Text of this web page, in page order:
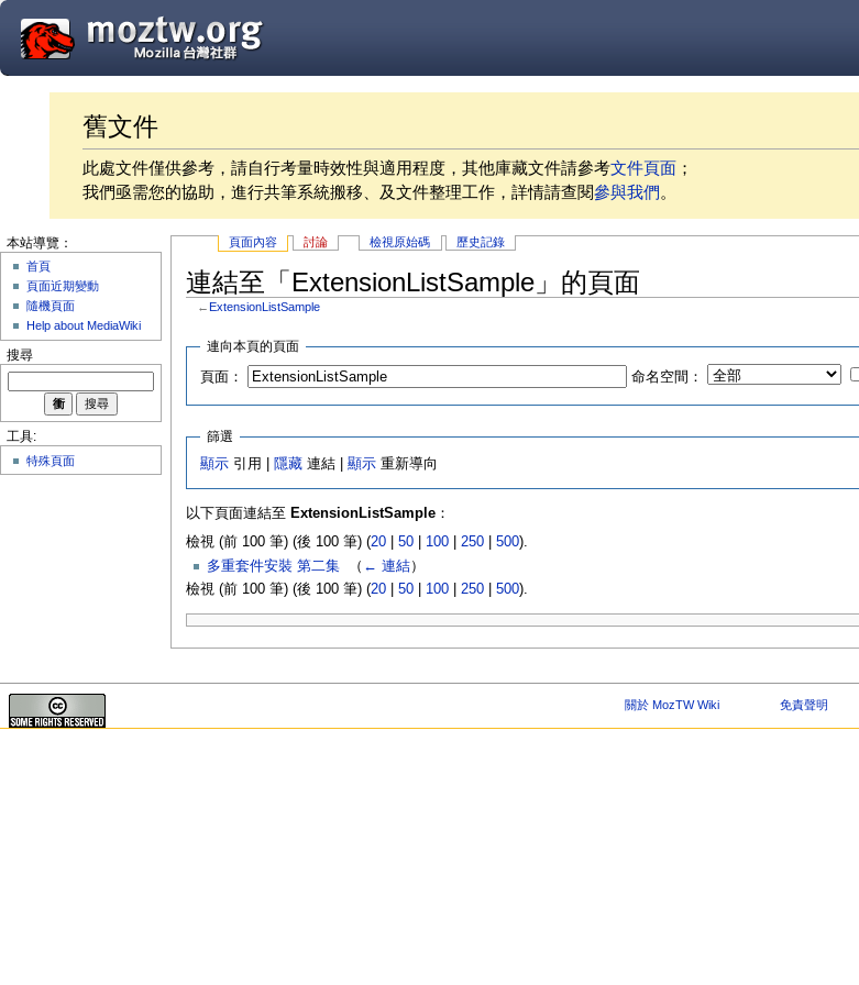
舊文件
此處文件僅供參考，請自行考量時效性與適用程度，其他庫藏文件請參考文件頁面 ；
我們亟需您的協助，進行共筆系統搬移、及文件整理工作，詳情請查閱參與我們。
頁面內容 討論 檢視原始碼 歷史記錄
連結至「ExtensionListSample」的頁面
← ExtensionListSample
連向本頁的頁面
頁面： 命名空間：
篩選
顯示 引用 | 隱藏 連結 |顯示 重新導向
以下頁面連結至 ExtensionListSample：
檢視 (前 100 筆) (後 100 筆) (20| 50| 100| 250| 500).
多重套件安裝 第二集‎ （ ← 連結）
檢視 (前 100 筆) (後 100 筆) (20| 50| 100| 250| 500).
本站導覽：
首頁
頁面近期變動
隨機頁面
Help about MediaWiki
搜尋
工具:
特殊頁面
關於 MozTW Wiki 免責聲明